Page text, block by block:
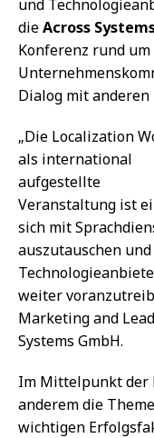
und
dieAcross
Konferenz rund
Dialog mit
„Die Localization
als international
aufgestellte
Veranstaltung ist
sich mit
auszutauschen
weiter
Marketing and
Systems GmbH.
Im Mittelpunkt der
anderem die
wichtigen